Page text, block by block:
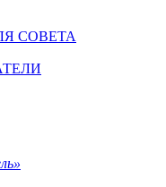
СОВЕТА